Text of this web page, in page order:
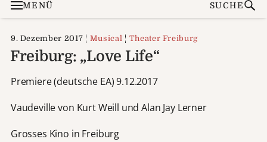
MENÜ SUCHE
9. Dezember 2017 Musical Theater Freiburg
Freiburg: „Love Life“
Premiere (deutsche EA) 9.12.2017
Vaudeville von Kurt Weill und Alan Jay Lerner
Grosses Kino in Freiburg